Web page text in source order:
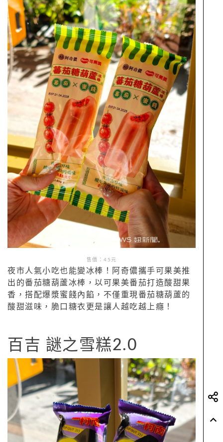
售價：45元
夜市人氣小吃也能變冰棒！阿奇儂攜手可果美推
出的番茄糖葫蘆冰棒，以可果美番茄打造酸甜果
香，搭配爆漿蜜餞內餡，不僅重現番茄糖葫蘆的
酸甜滋味，脆口糖衣更是讓人越吃越上癮！
百吉 謎之雪糕2.0